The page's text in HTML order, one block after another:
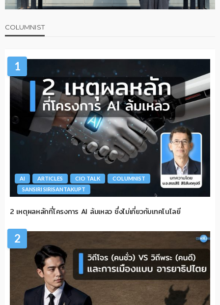
COLUMNIST
1
AI ARTICLES CIO TALK
COLUMNIST
SANSIRI SIRISANTAKUPT
2 เหตุผลหลักที่โครงการ AI ล้มเหลว ซึ่งไม่เกี่ยวกับเทคโนโลยี
2